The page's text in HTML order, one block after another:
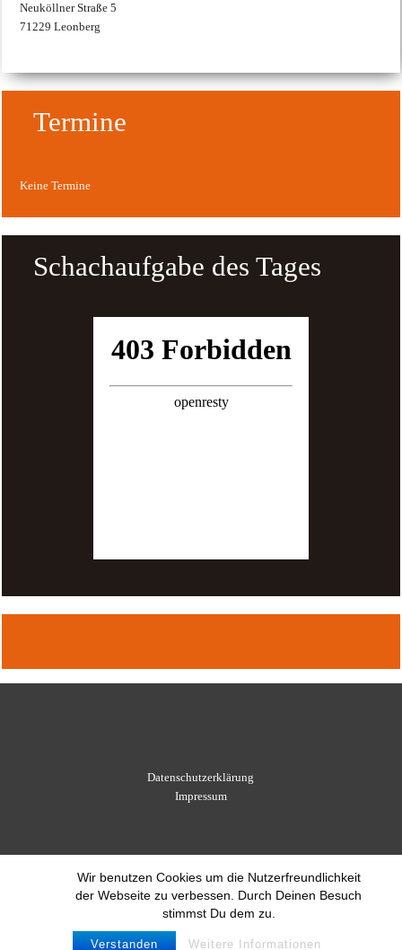
Wir benutzen Cookies um die Nutzerfreundlichkeit
der Webseite zu verbessen. Durch Deinen Besuch
stimmst Du dem zu.
Verstanden Weitere Informationen
Neuköllner Straße 5
71229 Leonberg
Termine
Keine Termine
Schachaufgabe des Tages
Datenschutzerklärung
Impressum
© 2021 Schachverein Leonberg